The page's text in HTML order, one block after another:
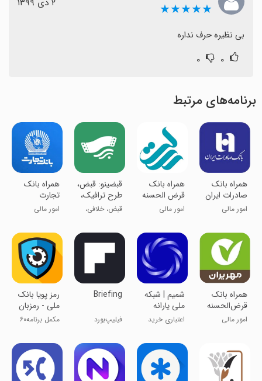
★★★★★ ٢ دی ١٣٩٩
بی نظیره حرف نداره
۰ ۰
برنامه‌های مرتبط
همراه بانک
صادرات ایران
امور مالی
همراه بانک
قرض الحسنه
رسالت
امور مالی
‏قبضینو: ‌قبض،
طرح ترافیک،
عوارض ازاد
قبض، خلافی،
همراه بانک
تجارت
امور مالی
همراه بانک
قرض‌الحسنه
مهر ایران
امور مالی
‏‏شمیم | شبکه
ملی یارانه
های متمرکز
اعتباری خرید
Briefing
فیلیپ‌بورد
رمز پویا بانک
ملی - رمزبان
مکمل برنامه۶۰